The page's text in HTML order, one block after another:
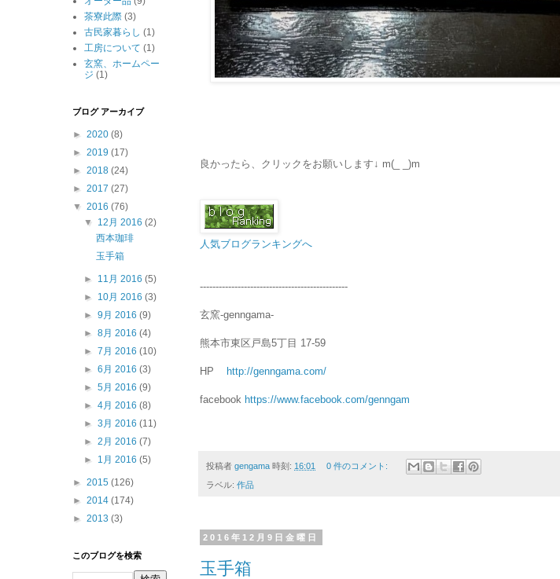
良かったら、クリックをお願いします↓ m(_ _)m
人気ブログランキングへ
-----------------------------------------------
玄窯-genngama-
熊本市東区戸島5丁目 17-59
HP http://genngama.com/
facebook https://www.facebook.com/genngam
投稿者 gengama 時刻: 16:01 0 件のコメント:
ラベル: 作品
2016年12月9日金曜日
玉手箱
茶寮此際 (3)
古民家暮らし (1)
工房について (1)
玄窯、ホームペー
ジ (1)
ブログ アーカイブ
► 2020 (8)
► 2019 (17)
► 2018 (24)
► 2017 (27)
▼ 2016 (76)
▼ 12月 2016(2)
西本珈琲
玉手箱
► 11月 2016(5)
► 10月 2016(3)
►9月 2016(9)
►8月 2016(4)
►7月 2016(10)
►6月 2016(3)
►5月 2016(9)
►4月 2016(8)
►3月 2016(11)
►2月 2016(7)
► 1月 2016(5)
► 2015 (126)
► 2014 (174)
► 2013 (3)
このブログを検索